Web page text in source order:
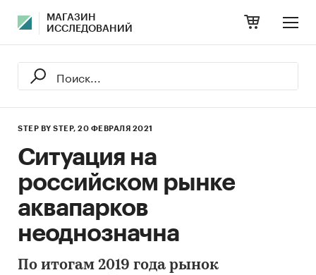
МАГАЗИН
ИССЛЕДОВАНИЙ
STEP BY STEP, 20 ФЕВРАЛЯ 2021
Ситуация на
российском рынке
аквапарков
неоднозначна
По итогам 2019 года рынок